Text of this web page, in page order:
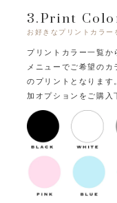
3.Print
お好きなプリントカラー
プリントカラー一覧か
メニューでご希望のカ
のプリントとなります
加オプションをご購入